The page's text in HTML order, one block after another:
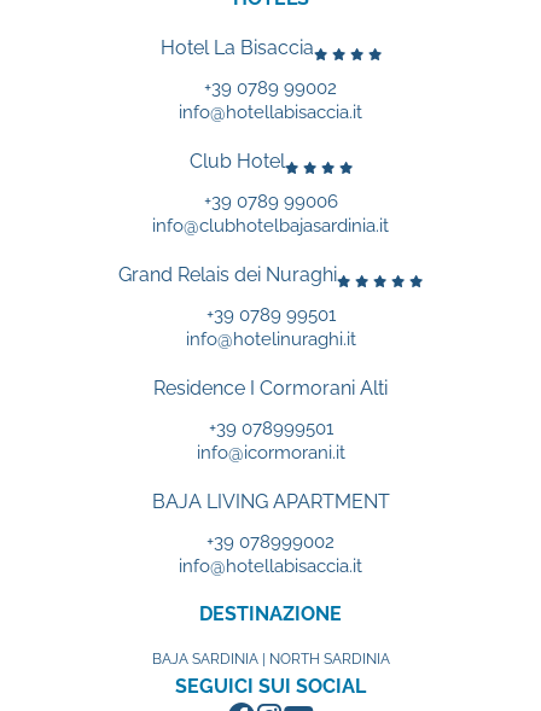
Hotel La Bisaccia
+39 0789 99002
info@hotellabisaccia.it
Club Hotel
+39 0789 99006
info@clubhotelbajasardinia.it
Grand Relais dei Nuraghi
+39 0789 99501
info@hotelinuraghi.it
Residence I Cormorani Alti
+39 078999501
info@icormorani.it
BAJA LIVING APARTMENT
+39 078999002
info@hotellabisaccia.it
DESTINAZIONE
BAJA SARDINIA | NORTH SARDINIA
SEGUICI SUI SOCIAL